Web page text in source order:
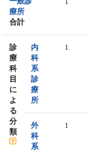
療所
合計
診
療
科
目
に
よ
る
分
類
内
科
系
診
療
所
1
外
科
系
1